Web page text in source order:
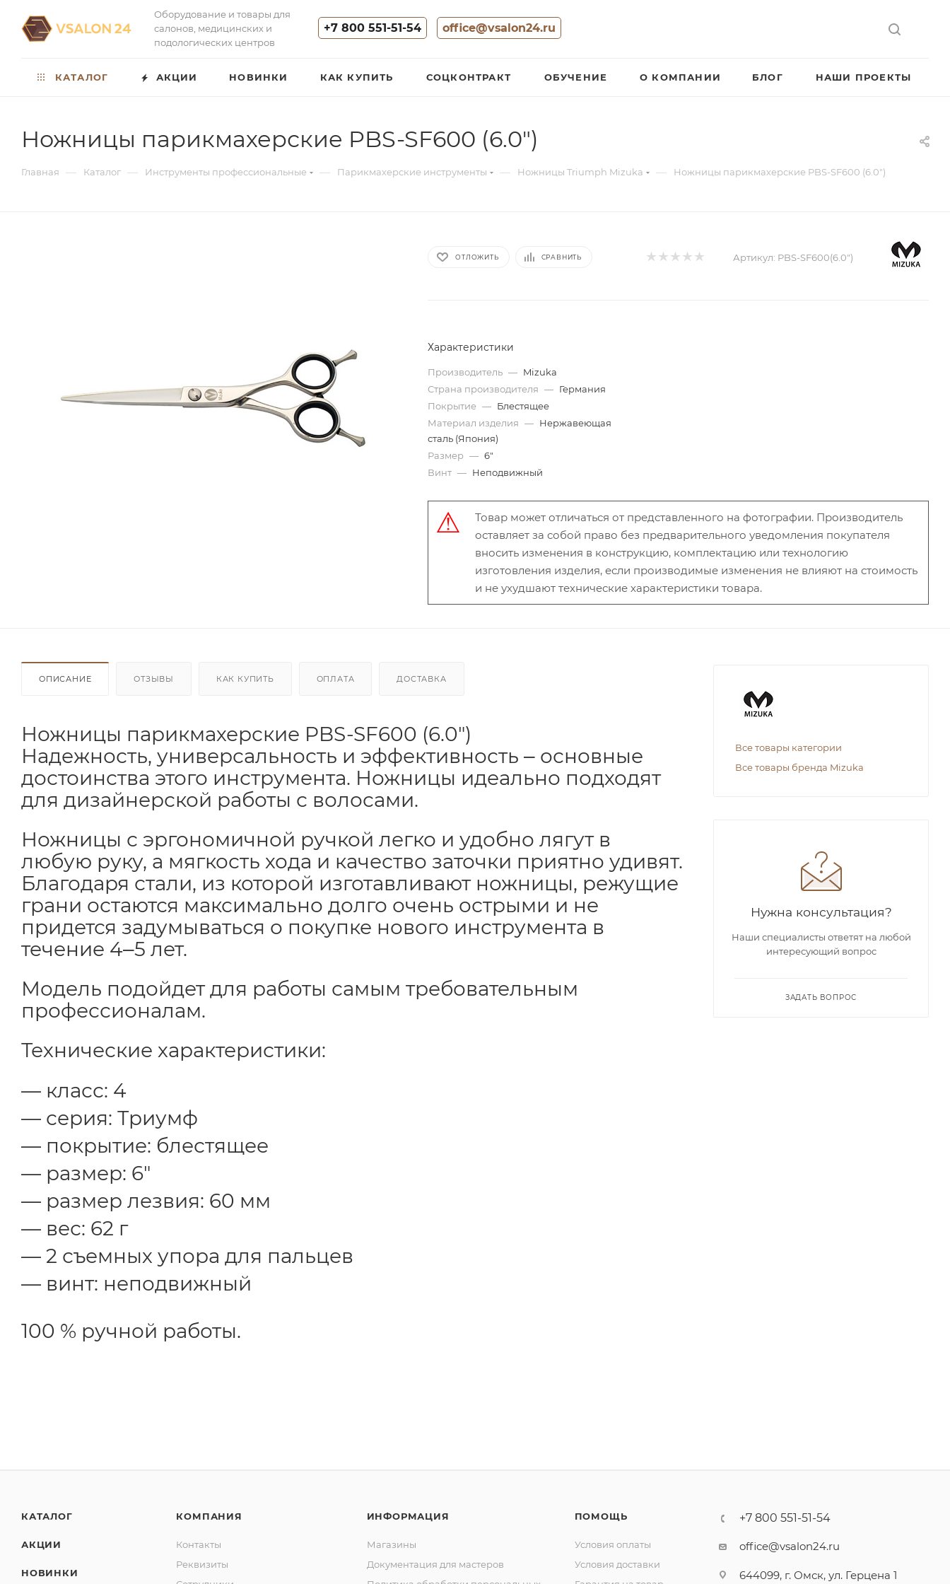
Оборудование и товары для
салонов, медицинских и
подологических центров
+7 800 551-51-54 office@vsalon24.ru
КАТАЛОГ АКЦИИ НОВИНКИ КАК КУПИТЬ СОЦКОНТРАКТ ОБУЧЕНИЕ О КОМПАНИИ БЛОГ НАШИ ПРОЕКТЫ
Ножницы парикмахерские PBS-SF600 (6.0")
Главная — Каталог — Инструменты профессиональные — Парикмахерские инструменты — Ножницы Triumph Mizuka — Ножницы парикмахерские PBS-SF600 (6.0")
ОТЛОЖИТЬ СРАВНИТЬ Артикул: PBS-SF600(6.0")
Характеристики
Производитель — Mizuka
Страна производителя — Германия
Покрытие — Блестящее
Материал изделия — Нержавеющая
сталь (Япония)
Размер — 6"
Винт — Неподвижный
Товар может отличаться от представленного на фотографии. Производитель
оставляет за собой право без предварительного уведомления покупателя
вносить изменения в конструкцию, комплектацию или технологию
изготовления изделия, если производимые изменения не влияют на стоимость
и не ухудшают технические характеристики товара.
ОПИСАНИЕ ОТЗЫВЫ КАК КУПИТЬ ОПЛАТА ДОСТАВКА
Ножницы парикмахерские PBS-SF600 (6.0")
Надежность, универсальность и эффективность ‒ основные
достоинства этого инструмента. Ножницы идеально подходят
для дизайнерской работы с волосами.
Ножницы с эргономичной ручкой легко и удобно лягут в
любую руку, а мягкость хода и качество заточки приятно удивят.
Благодаря стали, из которой изготавливают ножницы, режущие
грани остаются максимально долго очень острыми и не
придется задумываться о покупке нового инструмента в
течение 4‒5 лет.
Модель подойдет для работы самым требовательным
профессионалам.
Технические характеристики:
класс: 4
серия: Триумф
покрытие: блестящее
размер: 6"
размер лезвия: 60 мм
вес: 62 г
2 съемных упора для пальцев
винт: неподвижный
100 % ручной работы.
Все товары категории
Все товары бренда Mizuka
Нужна консультация?
Наши специалисты ответят на любой
интересующий вопрос
ЗАДАТЬ ВОПРОС
КАТАЛОГ
АКЦИИ
НОВИНКИ
КОМПАНИЯ
Контакты
Реквизиты
ИНФОРМАЦИЯ
Магазины
Документация для мастеров
ПОМОЩЬ
Условия оплаты
Условия доставки
+7 800 551-51-54
office@vsalon24.ru
644099, г. Омск, ул. Герцена 1